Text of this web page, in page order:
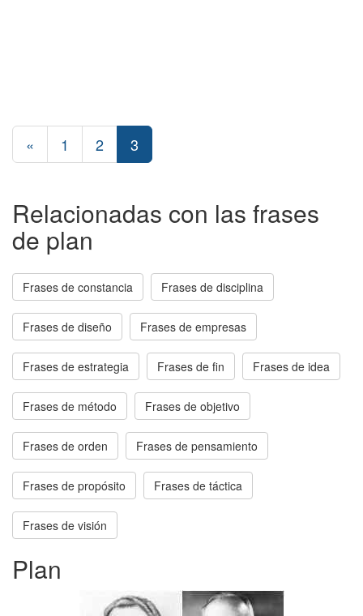
« 1 2 3
Relacionadas con las frases
de plan
Frases de constancia Frases de disciplina
Frases de diseño Frases de empresas
Frases de estrategia Frases de fin Frases de idea
Frases de método Frases de objetivo
Frases de orden Frases de pensamiento
Frases de propósito Frases de táctica
Frases de visión
Plan